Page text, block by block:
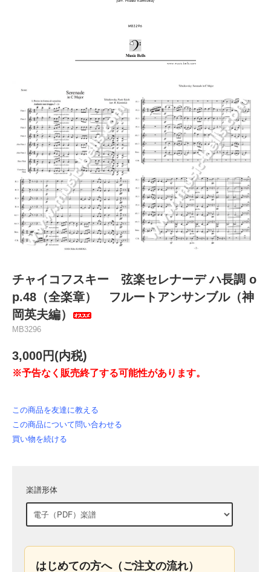
チャイコフスキー 弦楽セレナーデ ハ長調 o
p.48（全楽章） フルートアンサンブル（神
岡英夫編）
MB3296
3,000円(内税)
※予告なく販売終了する可能性があります。
この商品を友達に教える
この商品について問い合わせる
買い物を続ける
楽譜形体
はじめての方へ（ご注文の流れ）